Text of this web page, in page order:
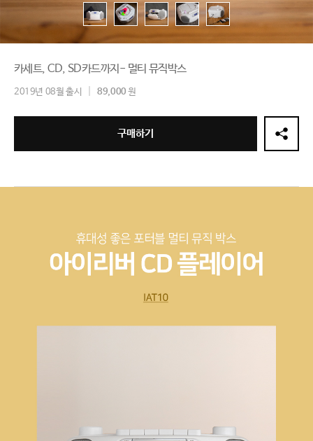
카세트, CD, SD카드까지- 멀티 뮤직박스
2019년 08월 출시 89,000 원
구매하기